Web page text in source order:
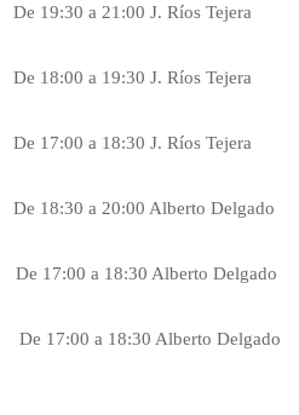
De 19:30 a 21:00 J. Ríos Tejera
De 18:00 a 19:30 J. Ríos Tejera
De 17:00 a 18:30 J. Ríos Tejera
De 18:30 a 20:00 Alberto Delgado
De 17:00 a 18:30 Alberto Delgado
De 17:00 a 18:30 Alberto Delgado